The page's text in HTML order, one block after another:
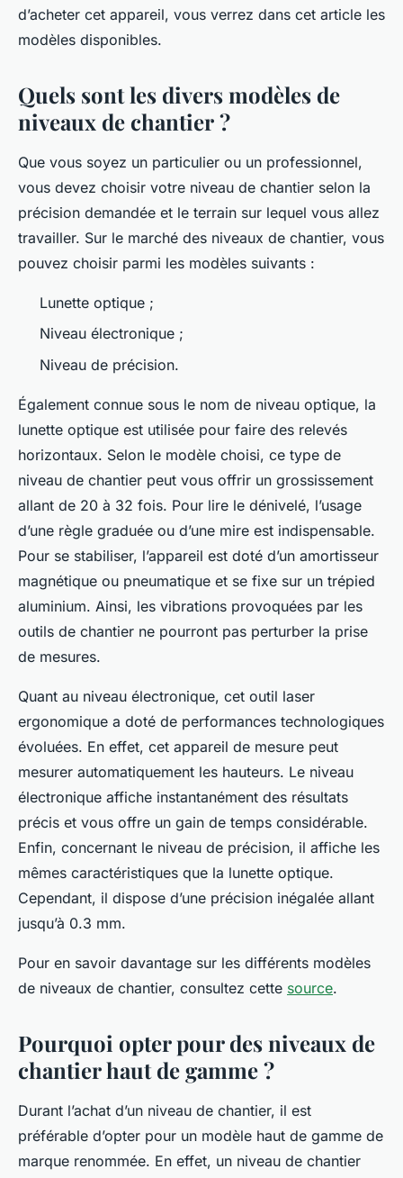
d’acheter cet appareil, vous verrez dans cet article les
modèles disponibles.
Quels sont les divers modèles de
niveaux de chantier ?
Que vous soyez un particulier ou un professionnel,
vous devez choisir votre niveau de chantier selon la
précision demandée et le terrain sur lequel vous allez
travailler. Sur le marché des niveaux de chantier, vous
pouvez choisir parmi les modèles suivants :
Lunette optique ;
Niveau électronique ;
Niveau de précision.
Également connue sous le nom de niveau optique, la
lunette optique est utilisée pour faire des relevés
horizontaux. Selon le modèle choisi, ce type de
niveau de chantier peut vous offrir un grossissement
allant de 20 à 32 fois. Pour lire le dénivelé, l’usage
d’une règle graduée ou d’une mire est indispensable.
Pour se stabiliser, l’appareil est doté d’un amortisseur
magnétique ou pneumatique et se fixe sur un trépied
aluminium. Ainsi, les vibrations provoquées par les
outils de chantier ne pourront pas perturber la prise
de mesures.
Quant au niveau électronique, cet outil laser
ergonomique a doté de performances technologiques
évoluées. En effet, cet appareil de mesure peut
mesurer automatiquement les hauteurs. Le niveau
électronique affiche instantanément des résultats
précis et vous offre un gain de temps considérable.
Enfin, concernant le niveau de précision, il affiche les
mêmes caractéristiques que la lunette optique.
Cependant, il dispose d’une précision inégalée allant
jusqu’à 0.3 mm.
Pour en savoir davantage sur les différents modèles
de niveaux de chantier, consultez cette source.
Pourquoi opter pour des niveaux de
chantier haut de gamme ?
Durant l’achat d’un niveau de chantier, il est
préférable d’opter pour un modèle haut de gamme de
marque renommée. En effet, un niveau de chantier